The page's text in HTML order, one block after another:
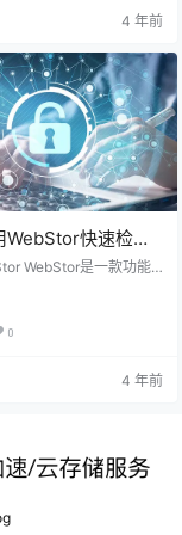
脑 通过分析溯源，360
告浏览器0day漏洞细
漏洞命名为“双杀”漏洞。
可影响最新版本的IE浏览
内核的应用…
4 年前
WebStor快速检查
络中的所有网站相
WebStor是一款功能
助下，广大研究人员可
枚举当前组织中的全部
响应存储、数据存储和
还可以识别相关的0
组织整个网络中所有的
很多…
0
4 年前